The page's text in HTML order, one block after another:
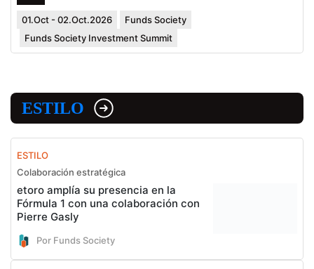
01.Oct - 02.Oct.2026
Funds Society
Funds Society Investment Summit
ESTILO
ESTILO
Colaboración estratégica
etoro amplía su presencia en la
Fórmula 1 con una colaboración con
Pierre Gasly
Por Funds Society